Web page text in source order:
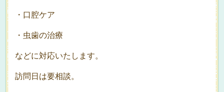
・口腔ケア
・虫歯の治療
などに対応いたします。
訪問日は要相談。